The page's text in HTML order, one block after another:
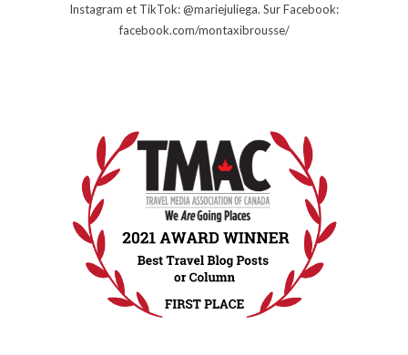
Instagram et TikTok: @mariejuliega. Sur Facebook:
facebook.com/montaxibrousse/